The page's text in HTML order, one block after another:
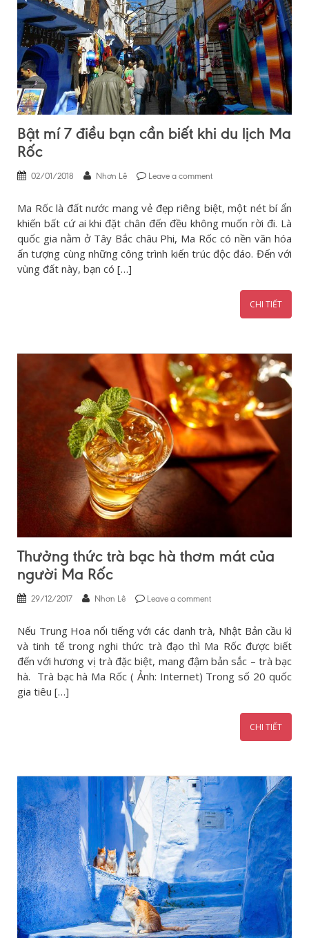
Bật mí 7 điều bạn cần biết khi du lịch Ma
Rốc
02/01/2018 Nhơn Lê Leave a comment
Ma Rốc là đất nước mang vẻ đẹp riêng biệt, một nét bí ẩn
khiến bất cứ ai khi đặt chân đến đều không muốn rời đi. Là
quốc gia nằm ở Tây Bắc châu Phi, Ma Rốc có nền văn hóa
ấn tượng cùng những công trình kiến trúc độc đáo. Đến với
vùng đất này, bạn có […]
CHI TIẾT
Thưởng thức trà bạc hà thơm mát của
người Ma Rốc
29/12/2017 Nhơn Lê Leave a comment
Nếu Trung Hoa nổi tiếng với các danh trà, Nhật Bản cầu kì
và tinh tế trong nghi thức trà đạo thì Ma Rốc được biết
đến với hương vị trà đặc biệt, mang đậm bản sắc – trà bạc
hà. Trà bạc hà Ma Rốc ( Ảnh: Internet) Trong số 20 quốc
gia tiêu […]
CHI TIẾT